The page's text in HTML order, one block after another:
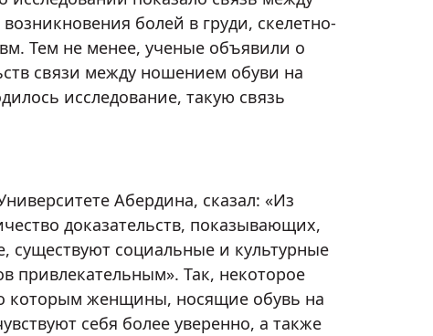
болей в груди, скелетно-
Тем не менее, ученые объявили о
связи между ношением обуви на
исследование, такую связь
Абердина, сказал: «Из
доказательств, показывающих,
существуют социальные и культурные
привлекательным». Так, некоторое
которым женщины, носящие обувь на
себя более уверенно, а также